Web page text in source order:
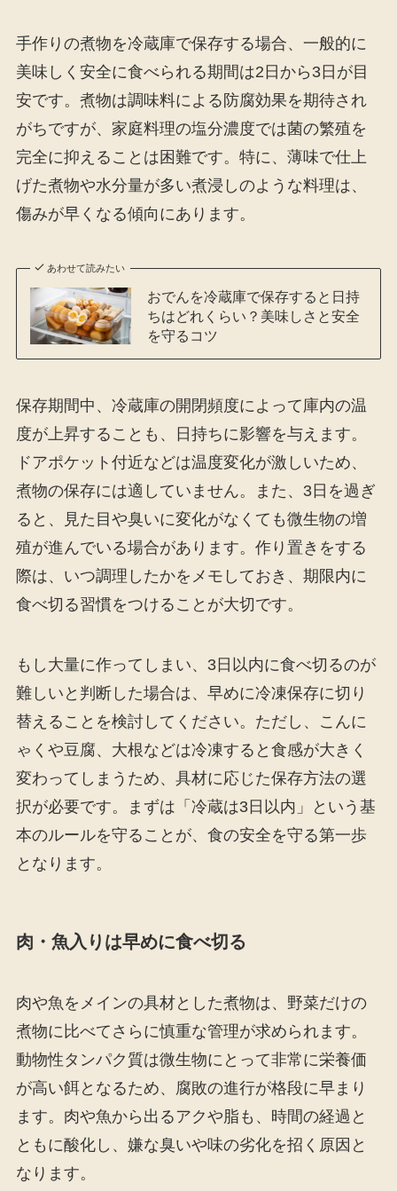
手作りの煮物を冷蔵庫で保存する場合、一般的に
美味しく安全に食べられる期間は2日から3日が目
安です。煮物は調味料による防腐効果を期待され
がちですが、家庭料理の塩分濃度では菌の繁殖を
完全に抑えることは困難です。特に、薄味で仕上
げた煮物や水分量が多い煮浸しのような料理は、
傷みが早くなる傾向にあります。
あわせて読みたい
おでんを冷蔵庫で保存すると日持
ちはどれくらい？美味しさと安全
を守るコツ
保存期間中、冷蔵庫の開閉頻度によって庫内の温
度が上昇することも、日持ちに影響を与えます。
ドアポケット付近などは温度変化が激しいため、
煮物の保存には適していません。また、3日を過ぎ
ると、見た目や臭いに変化がなくても微生物の増
殖が進んでいる場合があります。作り置きをする
際は、いつ調理したかをメモしておき、期限内に
食べ切る習慣をつけることが大切です。
もし大量に作ってしまい、3日以内に食べ切るのが
難しいと判断した場合は、早めに冷凍保存に切り
替えることを検討してください。ただし、こんに
ゃくや豆腐、大根などは冷凍すると食感が大きく
変わってしまうため、具材に応じた保存方法の選
択が必要です。まずは「冷蔵は3日以内」という基
本のルールを守ることが、食の安全を守る第一歩
となります。
肉・魚入りは早めに食べ切る
肉や魚をメインの具材とした煮物は、野菜だけの
煮物に比べてさらに慎重な管理が求められます。
動物性タンパク質は微生物にとって非常に栄養価
が高い餌となるため、腐敗の進行が格段に早まり
ます。肉や魚から出るアクや脂も、時間の経過と
ともに酸化し、嫌な臭いや味の劣化を招く原因と
なります。